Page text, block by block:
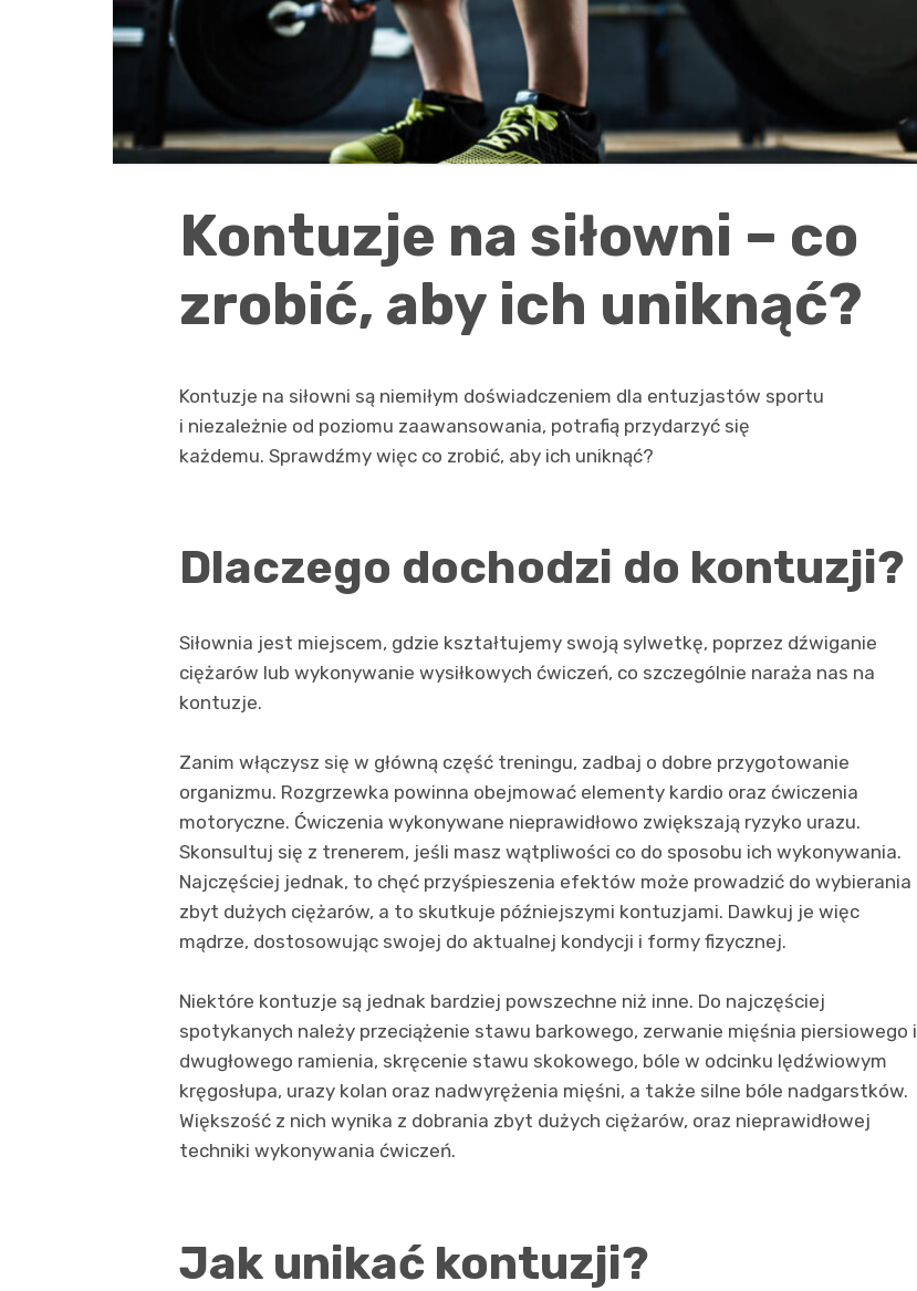
Kontuzje na siłowni – co
zrobić, aby ich uniknąć?
Kontuzje na siłowni są niemiłym doświadczeniem dla entuzjastów sportu
i niezależnie od poziomu zaawansowania, potrafią przydarzyć się
każdemu. Sprawdźmy więc co zrobić, aby ich uniknąć?
Dlaczego dochodzi do kontuzji?
Siłownia jest miejscem, gdzie kształtujemy swoją sylwetkę, poprzez dźwiganie
ciężarów lub wykonywanie wysiłkowych ćwiczeń, co szczególnie naraża nas na
kontuzje.
Zanim włączysz się w główną część treningu, zadbaj o dobre przygotowanie
organizmu. Rozgrzewka powinna obejmować elementy kardio oraz ćwiczenia
motoryczne. Ćwiczenia wykonywane nieprawidłowo zwiększają ryzyko urazu.
Skonsultuj się z trenerem, jeśli masz wątpliwości co do sposobu ich wykonywania.
Najczęściej jednak, to chęć przyśpieszenia efektów może prowadzić do wybierania
zbyt dużych ciężarów, a to skutkuje późniejszymi kontuzjami. Dawkuj je więc
mądrze, dostosowując swojej do aktualnej kondycji i formy fizycznej.
Niektóre kontuzje są jednak bardziej powszechne niż inne. Do najczęściej
spotykanych należy przeciążenie stawu barkowego, zerwanie mięśnia piersiowego i
dwugłowego ramienia, skręcenie stawu skokowego, bóle w odcinku lędźwiowym
kręgosłupa, urazy kolan oraz nadwyrężenia mięśni, a także silne bóle nadgarstków.
Większość z nich wynika z dobrania zbyt dużych ciężarów, oraz nieprawidłowej
techniki wykonywania ćwiczeń.
Jak unikać kontuzji?